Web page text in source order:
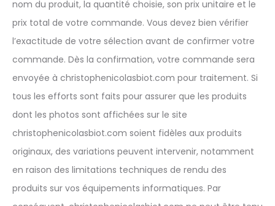
nom du produit, la quantité choisie, son prix unitaire et le
prix total de votre commande. Vous devez bien vérifier
l’exactitude de votre sélection avant de confirmer votre
commande. Dès la confirmation, votre commande sera
envoyée à christophenicolasbiot.com pour traitement. Si
tous les efforts sont faits pour assurer que les produits
dont les photos sont affichées sur le site
christophenicolasbiot.com soient fidèles aux produits
originaux, des variations peuvent intervenir, notamment
en raison des limitations techniques de rendu des
produits sur vos équipements informatiques. Par